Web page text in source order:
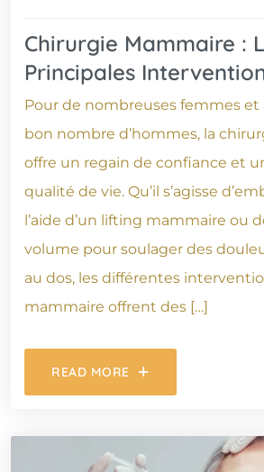
Chirurgie Mammaire :
Principales
Pour de nombreuses femmes et
bon nombre d’hommes, la
offre un regain de confiance et
qualité de vie. Qu’il s’agisse
l’aide d’un lifting mammaire ou
volume pour soulager des
au dos, les différentes
mammaire offrent des […]
READ MORE